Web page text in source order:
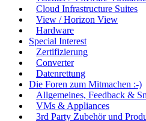
Cloud Infrastructure Suites
View / Horizon View
Hardware
Special Interest
Zertifizierung
Converter
Datenrettung
Die Foren zum Mitmachen :-)
Allgemeines, Feedback &
VMs & Appliances
3rd Party Zubehör und